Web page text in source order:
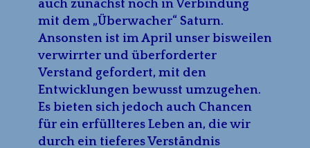
auch zunächst noch in Verbindung
mit dem „Überwacher“ Saturn.
Ansonsten ist im April unser bisweilen
verwirrter und überforderter
Verstand gefordert, mit den
Entwicklungen bewusst umzugehen.
Es bieten sich jedoch auch Chancen
für ein erfüllteres Leben an, die wir
durch ein tieferes Verständnis